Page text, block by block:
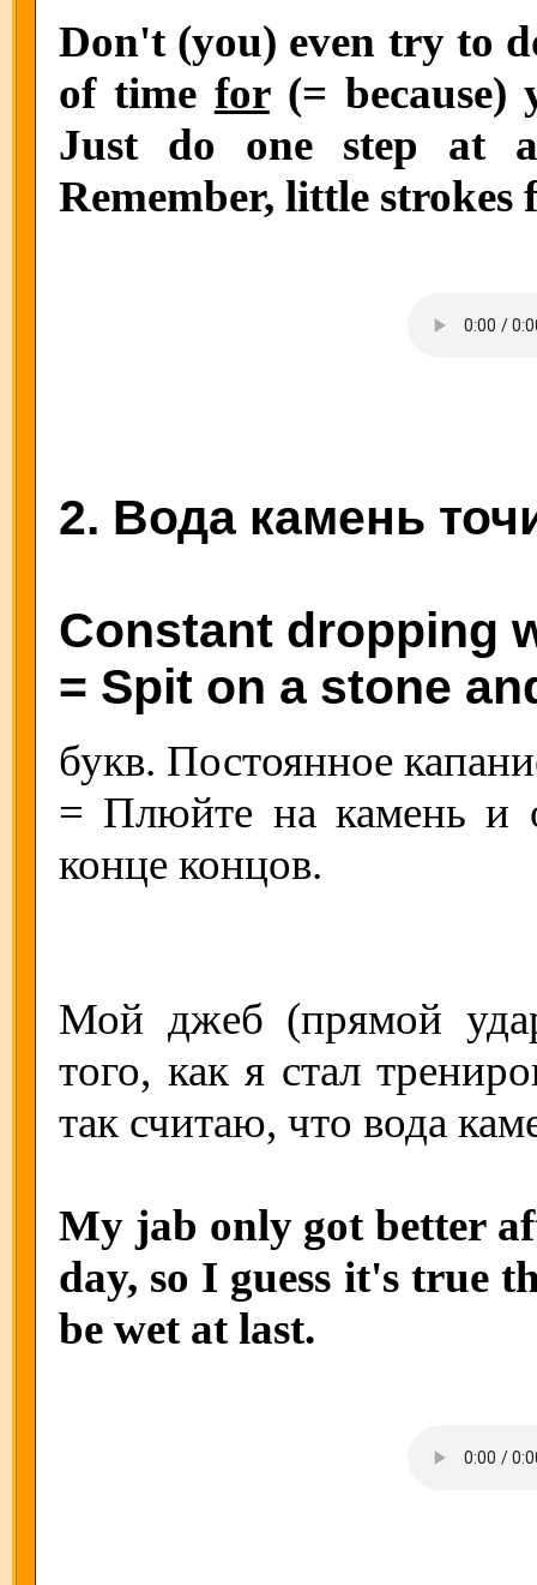
Don't (you) even try to
of time for(= because)
Just do one step at
Remember, little strokes
2. Вода камень
Constant dropping
= Spit on a stone
букв. Постоянное
= Плюйте на камень и
конце концов.
Мой джеб (прямой
того, как я стал
так считаю, что вода
My jab only got better
day, so I guess it's true
be wet at last.